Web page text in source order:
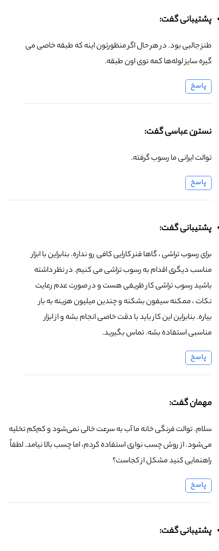
پشتیبانی گفت:
طنز جالبی بود. در هر حال اگر منظورتون اینه که طبقه خاصی می
گیره سایز لوله‌ها کمه توی اون طبقه.
پاسخ
نسترن عباسی گفت:
توالت ایرانی ما رسوب گرفته.
پاسخ
پشتیبانی گفت:
برای رسوب تراشی ، گاها فنر کارایی کافی رو نداره. بنابراین با ابزار
مناسب دیگری اقدام به رسوب تراشی می کنیم. در نظر داشته
باشید رسوب تراشی کار ظریفی هست و در صورت عدم رعایت
نکات ، ممکنه سیفون بشکنه و چندین میلیون هزینه به بار
بیاره. بنابراین این کار باید با دقت خاصی انجام بشه و از ابزار
مناسبی استفاده بشه. تماس بگیرید.
پاسخ
مهمان گفت:
سلام. توالت فرنگی خانه ما آب به سرعت خالی نمی‌شود و کم‌کم تخلیه
می‌شود. از روش چسب نواری استفاده کردم، اما چسب بالا نیامد. لطفاً
راهنمایی کنید مشکل از کجاست؟
پاسخ
پشتیبانی گفت: